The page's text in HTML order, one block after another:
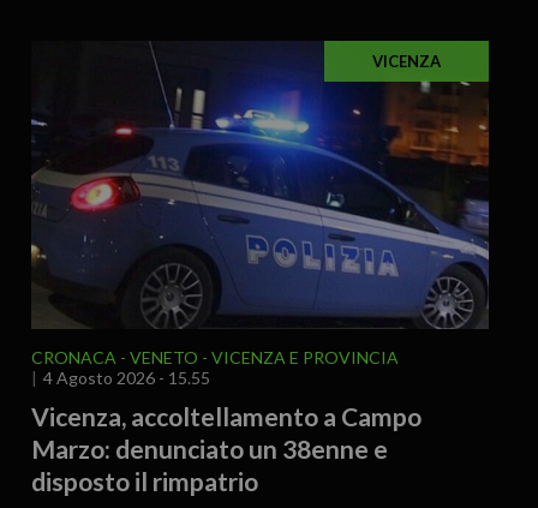
VICENZA
CRONACA VENETO
VICENZA E PROVINCIA
4 Agosto 2026 - 15.55
Vicenza, accoltellamento a Campo
Marzo: denunciato un 38enne e
disposto il rimpatrio